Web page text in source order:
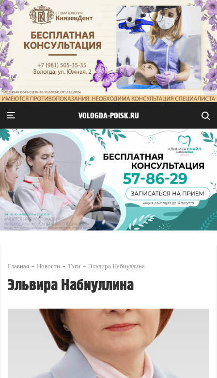
VOLOGDA-POISK.RU
Главная Новости Тэги Эльвира Набиуллина
Эльвира Набиуллина